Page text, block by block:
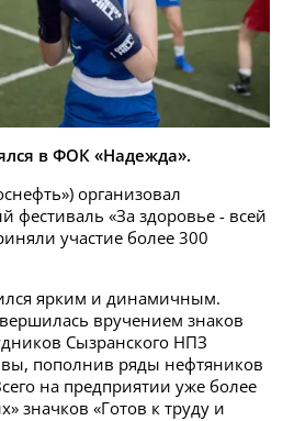
в ФОК «Надежда».
организовал
фестиваль «За здоровье - всей
участие более 300
ярким и динамичным.
вручением знаков
Сызранского НПЗ
пополнив ряды нефтяников
на предприятии уже более
значков «Готов к труду и